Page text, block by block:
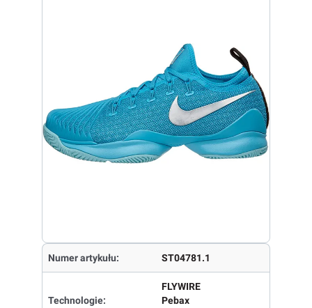
Numer artykułu: ST04781.1
Technologie:
FLYWIRE
Pebax